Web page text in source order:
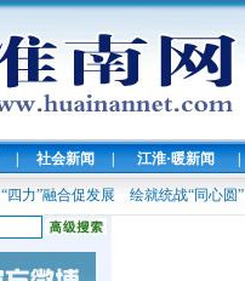
| 社会新闻 | 江淮·暖新闻 |
“四力”融合促发展 绘就统战“同心圆”